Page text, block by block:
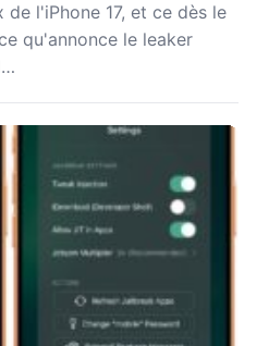
l'iPhone 17, et ce dès le
qu'annonce le leaker